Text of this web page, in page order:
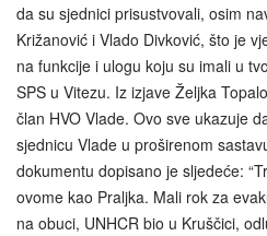
da su sjednici prisustvovali, osim
Križanović i Vlado Divković, što je
na funkcije i ulogu koju su imali u
SPS u Vitezu. Iz izjave Željka
član HVO Vlade. Ovo sve ukazuje
sjednicu Vlade u proširenom
dokumentu dopisano je sljedeće:
ovome kao Praljka. Mali rok za
na obuci, UNHCR bio u Kruščici,